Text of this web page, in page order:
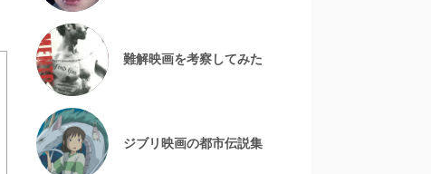
難解映画を考察してみた
ジブリ映画の都市伝説集